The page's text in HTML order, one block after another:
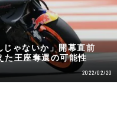
ゃないか」開幕直前
王座奪還の可能性
2022/02/20